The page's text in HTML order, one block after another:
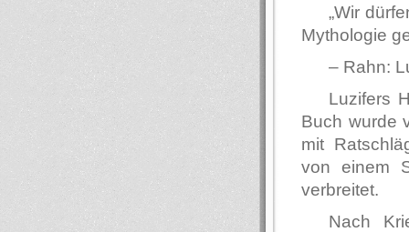
„Wir
Mythologie
– Rahn:
Luzifers
Buch wurde
mit
von einem
verbreitet.
Nach